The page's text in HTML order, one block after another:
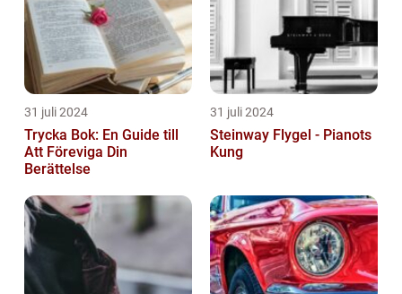
31 juli 2024
Trycka Bok: En Guide till
Att Föreviga Din
Berättelse
31 juli 2024
Steinway Flygel - Pianots
Kung